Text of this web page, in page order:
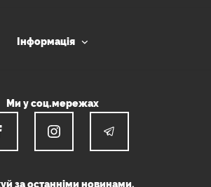
Інформація
Ми у соц.мережах
за останніми новинами.